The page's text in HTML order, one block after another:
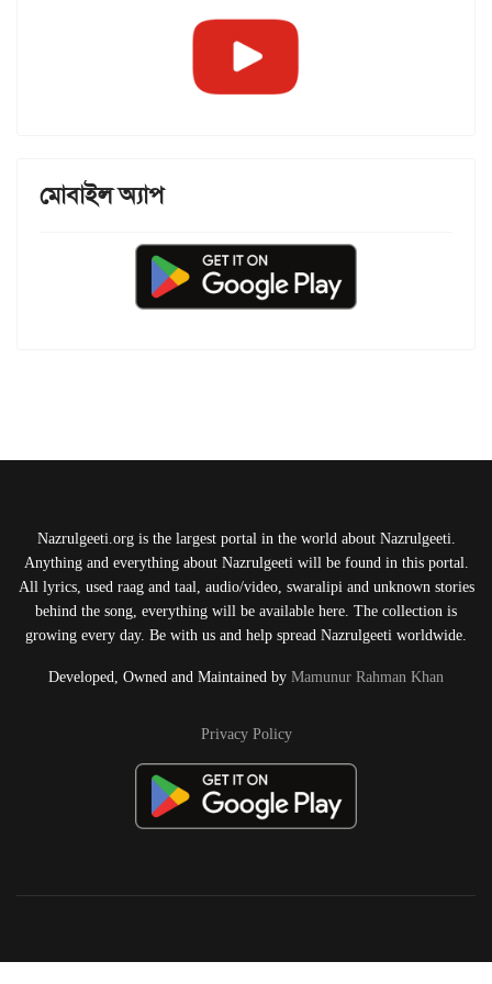
মোবাইল অ্যাপ
Nazrulgeeti.org is the largest portal in the world about Nazrulgeeti.
Anything and everything about Nazrulgeeti will be found in this portal.
All lyrics, used raag and taal, audio/video, swaralipi and unknown stories
behind the song, everything will be available here. The collection is
growing every day. Be with us and help spread Nazrulgeeti worldwide.
Developed, Owned and Maintained by Mamunur Rahman Khan
Privacy Policy